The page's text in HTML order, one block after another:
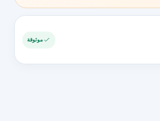
موثوقة